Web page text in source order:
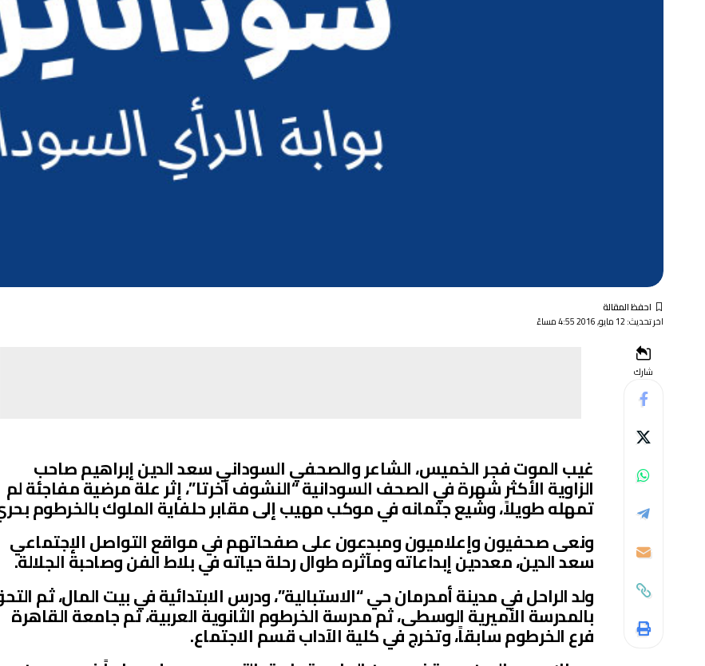
اخر تحديث: 12 مايو, 2016 4:55 مساءً
شارك
غيب الموت فجر الخميس، الشاعر والصحفي السوداني سعد الدين إبراهيم صاحب
الزاوية الأكثر شهرة في الصحف السودانية “النشوف آخرتا”، إثر علة مرضية مفاجئة لم
تمهله طويلاً، وشيع جثمانه في موكب مهيب إلى مقابر حلفاية الملوك بالخرطوم
ونعى صحفيون وإعلاميون ومبدعون على صفحاتهم في مواقع التواصل الإجتماعي
سعد الدين، معددين إبداعاته ومآثره طوال رحلة حياته في بلاط الفن وصاحبة الجلالة.
ولد الراحل في مدينة أمدرمان حي “الاستبالية”، ودرس الابتدائية في بيت المال، ثم
بالمدرسة الأميرية الوسطى، ثم مدرسة الخرطوم الثانوية العربية، ثم جامعة القاهرة
فرع الخرطوم سابقاً، وتخرج في كلية الآداب قسم الاجتماع.